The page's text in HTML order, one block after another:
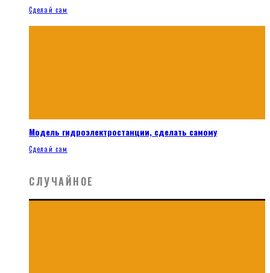
Сделай сам
Модель гидроэлектростанции, сделать самому
Сделай сам
СЛУЧАЙНОЕ